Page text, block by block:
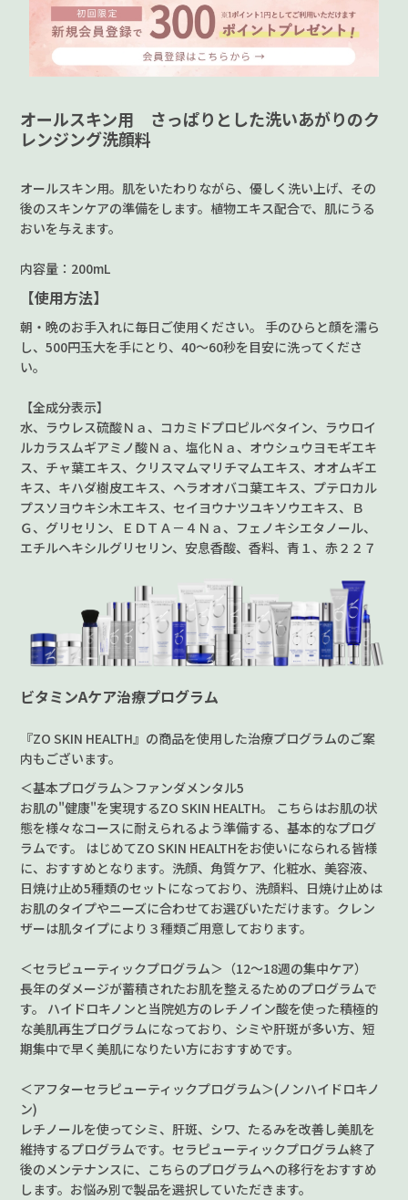
オールスキン用 さっぱりとした洗いあがりのク
レンジング洗顔料
オールスキン用。肌をいたわりながら、優しく洗い上げ、その
後のスキンケアの準備をします。植物エキス配合で、肌にうる
おいを与えます。
内容量：200mL
【使用方法】
朝・晩のお手入れに毎日ご使用ください。 手のひらと顔を濡ら
し、500円玉大を手にとり、40〜60秒を目安に洗ってくださ
い。
【全成分表示】
水、ラウレス硫酸Ｎａ、コカミドプロピルベタイン、ラウロイ
ルカラスムギアミノ酸Ｎａ、塩化Ｎａ、オウシュウヨモギエキ
ス、チャ葉エキス、クリスマムマリチマムエキス、オオムギエ
キス、キハダ樹皮エキス、ヘラオオバコ葉エキス、プテロカル
プスソヨウキシ木エキス、セイヨウナツユキソウエキス、Ｂ
Ｇ、グリセリン、ＥＤＴＡ－４Ｎａ、フェノキシエタノール、
エチルヘキシルグリセリン、安息香酸、香料、青１、赤２２７
ビタミンAケア治療プログラム
『ZO SKIN HEALTH』の商品を使用した治療プログラムのご案
内もございます。
＜基本プログラム＞ファンダメンタル5
お肌の"健康"を実現するZO SKIN HEALTH。 こちらはお肌の状
態を様々なコースに耐えられるよう準備する、基本的なプログ
ラムです。 はじめてZO SKIN HEALTHをお使いになられる皆様
に、おすすめとなります。洗顔、角質ケア、化粧水、美容液、
日焼け止め5種類のセットになっており、洗顔料、日焼け止めは
お肌のタイプやニーズに合わせてお選びいただけます。クレン
ザーは肌タイプにより３種類ご用意しております。
＜セラピューティックプログラム＞（12～18週の集中ケア）
長年のダメージが蓄積されたお肌を整えるためのプログラムで
す。 ハイドロキノンと当院処方のレチノイン酸を使った積極的
な美肌再生プログラムになっており、シミや肝斑が多い方、短
期集中で早く美肌になりたい方におすすめです。
＜アフターセラピューティックプログラム＞(ノンハイドロキノ
ン)
レチノールを使ってシミ、肝斑、シワ、たるみを改善し美肌を
維持するプログラムです。セラピューティックプログラム終了
後のメンテナンスに、こちらのプログラムへの移行をおすすめ
します。お悩み別で製品を選択していただきます。